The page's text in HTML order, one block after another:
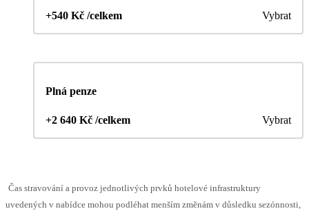
+540 Kč /celkem Vybrat
Plná penze
+2 640 Kč /celkem Vybrat
Čas stravování a provoz jednotlivých prvků hotelové infrastruktury
uvedených v nabídce mohou podléhat menším změnám v důsledku sezónnosti,